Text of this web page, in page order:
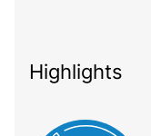
Highlights